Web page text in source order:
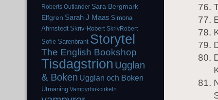
Roberts Outlander Sara Bergmark
Elfgren Sarah J Maas Simona
Ahrnstedt Skriv-Robert SkrivRobert
Sofie Sarenbrant Storytel
The English Bookshop
Tisdagstrion Ugglan
& Boken Ugglan och Boken
Utmaning Vampyrbokcirkeln